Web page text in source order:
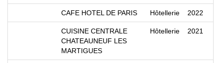
CAFE HOTEL DE PARIS Hôtellerie 2022
CUISINE CENTRALE
CHATEAUNEUF LES
MARTIGUES
Hôtellerie 2021